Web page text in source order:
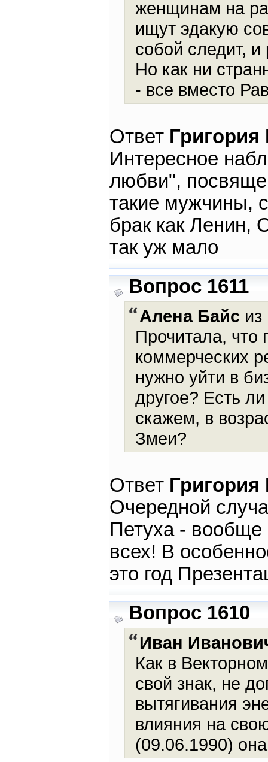
женщинам на
ищут эдакую
собой следит, и
Но как ни
- все вместо
Ответ
Интересное
любви",
такие мужчины,
брак как Ленин,
так уж мало
Вопрос 1611
Алена Байсиз
Прочитала, что
коммерческих
нужно уйти в
другое? Есть
скажем, в
Змеи?
Ответ
Очередной
Петуха - вообще
всех! В
это год
Вопрос 1610
Иван
Как в
свой знак, не
вытягивания
влияния на
(09.06.1990)